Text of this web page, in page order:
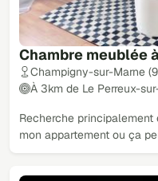
Chambre meublée
Champigny-sur-Marne
À 3km de Le Perreux-
Recherche
mon appartement ou ça